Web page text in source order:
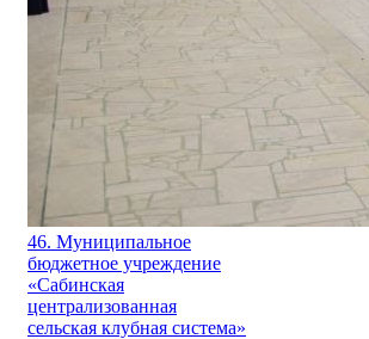
46. Муниципальное
бюджетное учреждение
«Сабинская
централизованная
сельская клубная система»